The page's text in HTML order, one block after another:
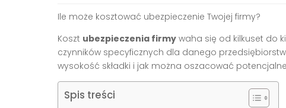
Ile może kosztować ubezpieczenie Twojej firmy?
Koszt ubezpieczenia firmy waha się od kilkuset do
czynników specyficznych dla danego
wysokość składki i jak można oszacować
Spis treści